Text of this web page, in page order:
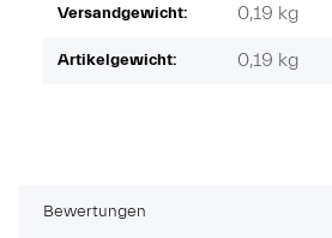
Versandgewicht: 0,19 kg
Artikelgewicht: 0,19 kg
Bewertungen